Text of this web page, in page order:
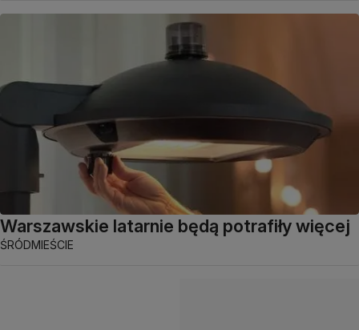
Warszawskie latarnie będą potrafiły więcej
ŚRÓDMIEŚCIE